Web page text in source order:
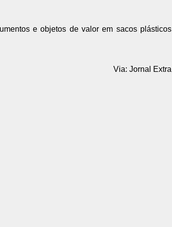
e objetos de valor em sacos plásticos
Via: Jornal Extra